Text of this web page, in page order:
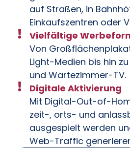
auf Straßen, in
Einkaufszentren oder
Vielfältige
Von
Light-Medien bis hin
und Wartezimmer-TV.
Digitale Aktivierung
Mit Digital-Out-of-
zeit-, orts- und
ausgespielt werden
Web-Traffic